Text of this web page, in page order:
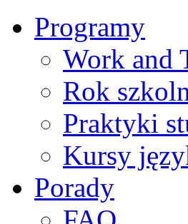
Programy
Work and
Rok
Praktyki
Kursy
Porady